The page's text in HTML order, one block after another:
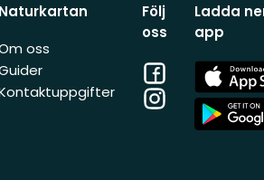
Naturkartan
oss
Följ
oss
Facebook
Instagram
Ladda
app
App
Store
App
Store